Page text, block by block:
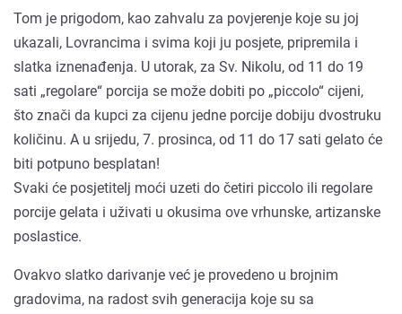
Tom je prigodom, kao zahvalu za povjerenje koje su joj
ukazali, Lovrancima i svima koji ju posjete, pripremila i
slatka iznenađenja. U utorak, za Sv. Nikolu, od 11 do 19
sati „regolare“ porcija se može dobiti po „piccolo“ cijeni,
što znači da kupci za cijenu jedne porcije dobiju dvostruku
količinu. A u srijedu, 7. prosinca, od 11 do 17 sati gelato će
biti potpuno besplatan!
Svaki će posjetitelj moći uzeti do četiri piccolo ili regolare
porcije gelata i uživati u okusima ove vrhunske, artizanske
poslastice.
Ovakvo slatko darivanje već je provedeno u brojnim
gradovima, na radost svih generacija koje su sa